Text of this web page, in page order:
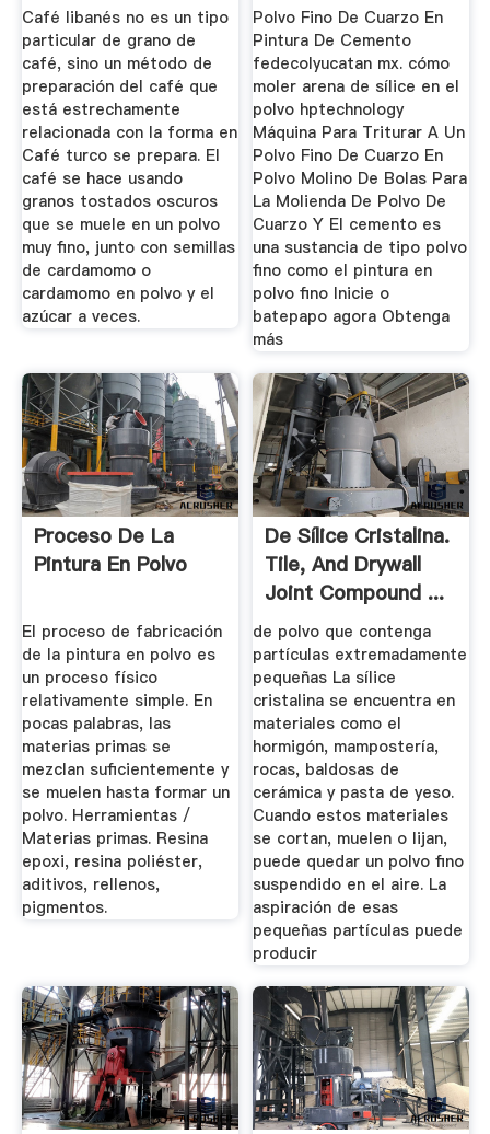
Café libanés no es un tipo
particular de grano de
café, sino un método de
preparación del café que
está estrechamente
relacionada con la forma en
Café turco se prepara. El
café se hace usando
granos tostados oscuros
que se muele en un polvo
muy fino, junto con semillas
de cardamomo o
cardamomo en polvo y el
azúcar a veces.
Polvo Fino De Cuarzo En
Pintura De Cemento
fedecolyucatan mx. cómo
moler arena de sílice en el
polvo hptechnology
Máquina Para Triturar A Un
Polvo Fino De Cuarzo En
Polvo Molino De Bolas Para
La Molienda De Polvo De
Cuarzo Y El cemento es
una sustancia de tipo polvo
fino como el pintura en
polvo fino Inicie o
batepapo agora Obtenga
más
Proceso De La
Pintura En Polvo
El proceso de fabricación
de la pintura en polvo es
un proceso físico
relativamente simple. En
pocas palabras, las
materias primas se
mezclan suficientemente y
se muelen hasta formar un
polvo. Herramientas /
Materias primas. Resina
epoxi, resina poliéster,
aditivos, rellenos,
pigmentos.
De Sílice Cristalina.
Tile, And Drywall
Joint Compound ...
de polvo que contenga
partículas extremadamente
pequeñas La sílice
cristalina se encuentra en
materiales como el
hormigón, mampostería,
rocas, baldosas de
cerámica y pasta de yeso.
Cuando estos materiales
se cortan, muelen o lijan,
puede quedar un polvo fino
suspendido en el aire. La
aspiración de esas
pequeñas partículas puede
producir